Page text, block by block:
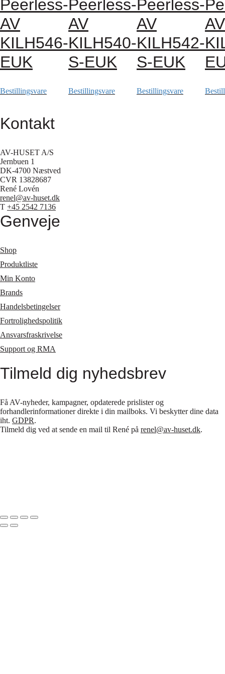
Peerless-
AV
KILH546-
EUK
Bestillingsvare
Peerless-
AV
KILH540-
S-EUK
Bestillingsvare
Peerless-
AV
KILH542-
S-EUK
Bestillingsvare
AV
Kontakt
AV-HUSET A/S
Jernbuen 1
DK-4700 Næstved
CVR 13828687
René Lovén
renel@av-huset.dk
T +45 2542 7136
Genveje
Shop
Produktliste
Min Konto
Brands
Handelsbetingelser
Fortrolighedspolitik
Ansvarsfraskrivelse
Support og RMA
Tilmeld dig nyhedsbrev
Få AV-nyheder, kampagner, opdaterede prislister og
forhandlerinformationer direkte i din mailboks. Vi beskytter dine data
iht. GDPR.
Tilmeld dig ved at sende en mail til René på renel@av-huset.dk.